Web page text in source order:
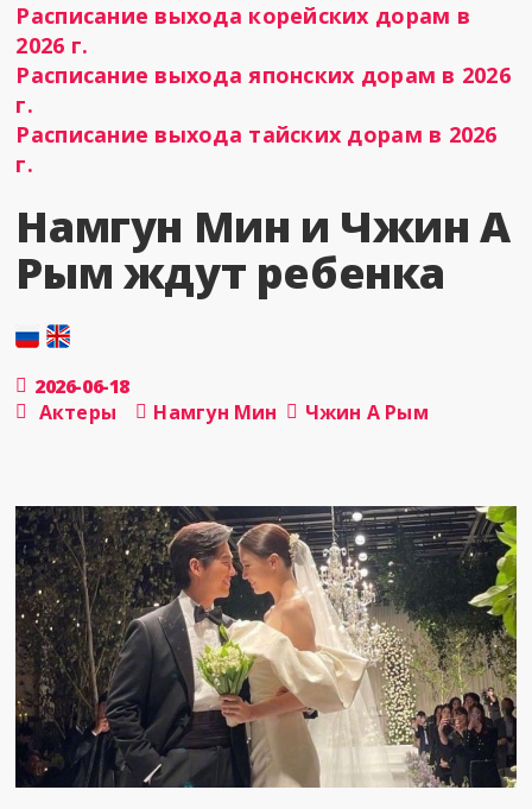
Расписание выхода корейских дорам в
2026 г.
Расписание выхода японских дорам в 2026
г.
Расписание выхода тайских дорам в 2026
г.
Намгун Мин и Чжин А
Рым ждут ребенка
2026-06-18
Актеры
Намгун Мин Чжин А Рым